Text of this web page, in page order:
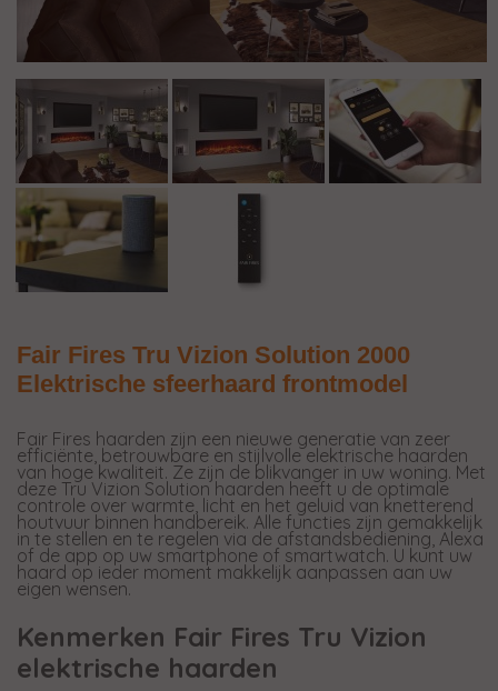
Fair Fires Tru Vizion Solution 2000
Elektrische sfeerhaard frontmodel
Fair Fires haarden zijn een nieuwe generatie van zeer
efficiënte, betrouwbare en stijlvolle elektrische haarden
van hoge kwaliteit. Ze zijn de blikvanger in uw woning. Met
deze Tru Vizion Solution haarden heeft u de optimale
controle over warmte, licht en het geluid van knetterend
houtvuur binnen handbereik. Alle functies zijn gemakkelijk
in te stellen en te regelen via de afstandsbediening, Alexa
of de app op uw smartphone of smartwatch. U kunt uw
haard op ieder moment makkelijk aanpassen aan uw
eigen wensen.
Kenmerken Fair Fires Tru Vizion
elektrische haarden